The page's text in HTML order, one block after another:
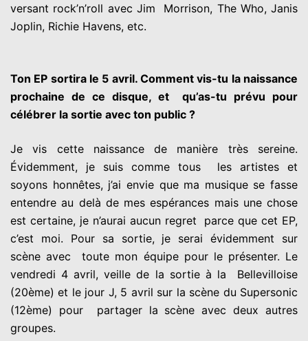
versant rock’n’roll avec Jim Morrison, The Who, Janis
Joplin, Richie Havens, etc.
Ton EP sortira le 5 avril. Comment vis-tu la naissance
prochaine de ce disque, et qu’as-tu prévu pour
célébrer la sortie avec ton public ?
Je vis cette naissance de manière très sereine.
Évidemment, je suis comme tous les artistes et
soyons honnêtes, j’ai envie que ma musique se fasse
entendre au delà de mes espérances mais une chose
est certaine, je n’aurai aucun regret parce que cet EP,
c’est moi. Pour sa sortie, je serai évidemment sur
scène avec toute mon équipe pour le présenter. Le
vendredi 4 avril, veille de la sortie à la Bellevilloise
(20ème) et le jour J, 5 avril sur la scène du Supersonic
(12ème) pour partager la scène avec deux autres
groupes.